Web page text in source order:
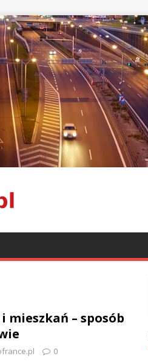
– sposób
0